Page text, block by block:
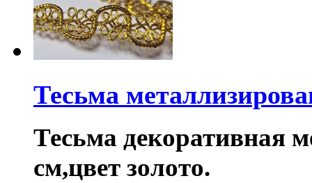
Тесьма
Тесьма декоративная
см,цвет золото.